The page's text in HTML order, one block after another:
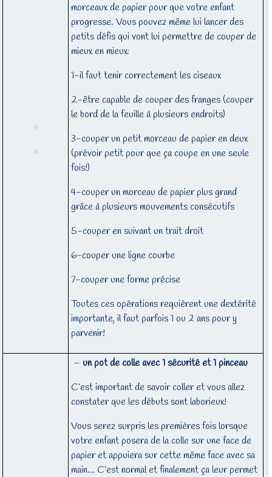
morceaux de papier pour que votre enfant
progresse. Vous pouvez même lui lancer des
petits défis qui vont lui permettre de couper de
mieux en mieux:
1-il faut tenir correctement les ciseaux
2-être capable de couper des franges (couper
le bord de la feuille à plusieurs endroits)
3-couper un petit morceau de papier en deux
(prévoir petit pour que ça coupe en une seule
fois!)
4-couper un morceau de papier plus grand
grâce à plusieurs mouvements consécutifs
5-couper en suivant un trait droit
6-couper une ligne courbe
7-couper une forme précise
Toutes ces opérations requièrent une dextérité
importante, il faut parfois 1 ou 2 ans pour y
parvenir!
–un pot de colle avec 1 sécurité et 1 pinceau
C’est important de savoir coller et vous allez
constater que les débuts sont laborieux!
Vous serez surpris les premières fois lorsque
votre enfant posera de la colle sur une face de
papier et appuiera sur cette même face avec sa
main… C’est normal et finalement ça leur permet